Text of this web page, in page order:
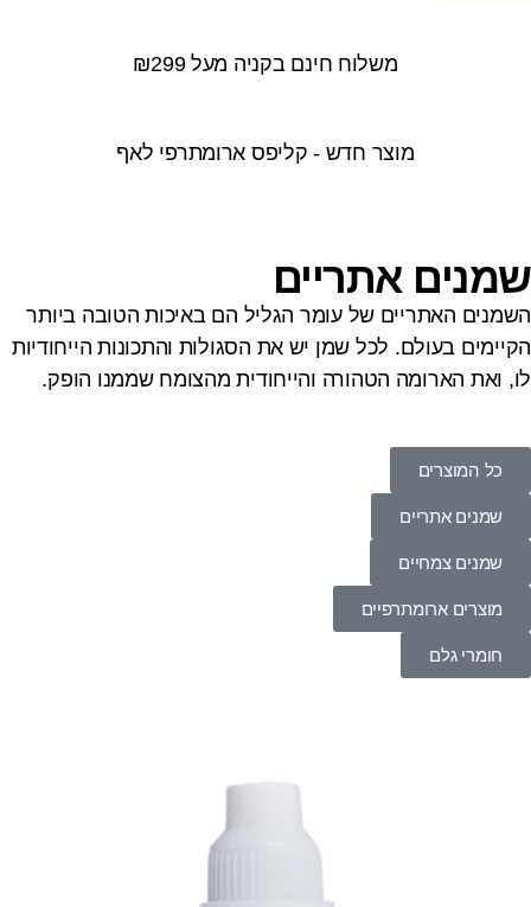
משלוח חינם בקניה מעל ₪299
מוצר חדש - קליפס ארומתרפי לאף
אתריים
האתריים של עומר הגליל הם באיכות הטובה ביותר
בעולם. לכל שמן יש את הסגולות והתכונות הייחודיות
ואת הארומה הטהורה והייחודית מהצומח שממנו הופק.
כל המוצרים
שמנים אתריים
שמנים צמחיים
מוצרים ארומתרפיים
חומרי גלם